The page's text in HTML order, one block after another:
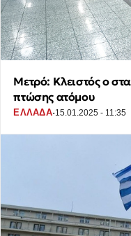
Μετρό: Κλειστός ο
πτώσης ατόμου
ΕΛΛΑΔΑ·15.01.2025 - 11:35